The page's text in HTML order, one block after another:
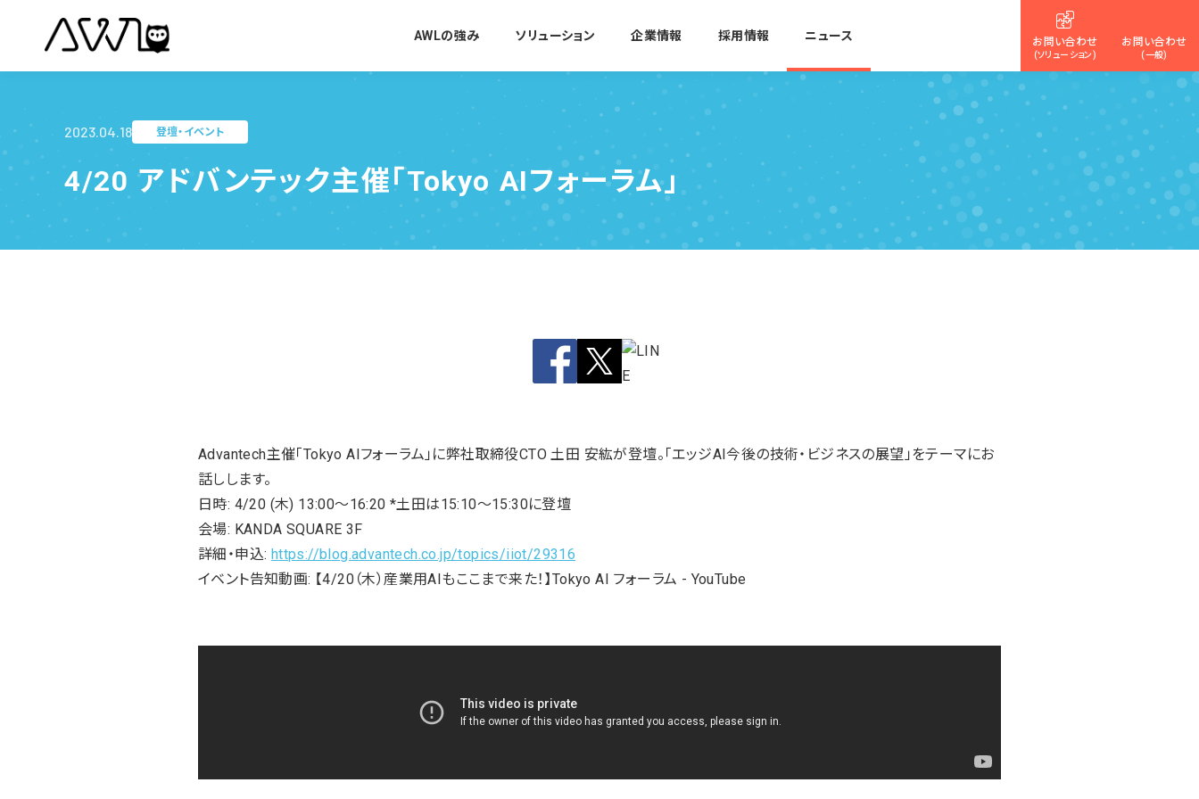
AWLの強み ソリューション 企業情報 採用情報 ニュース お問い合わせ
(ソリューション)
お問い合わせ
(一般)
2023.04.18 登壇・イベント
4/20 アドバンテック主催「Tokyo AIフォーラム」
Advantech主催「Tokyo AIフォーラム」に弊社取締役CTO 土田 安紘が登壇。「エッジAI今後の技術・ビジネスの展望」をテーマにお
話しします。
日時: 4/20 (木) 13:00〜16:20 *土田は15:10～15:30に登壇
会場: KANDA SQUARE 3F
詳細・申込: https://blog.advantech.co.jp/topics/iiot/29316
イベント告知動画: 【4/20（⽊）産業⽤AIもここまで来た！】Tokyo AI フォーラム - YouTube